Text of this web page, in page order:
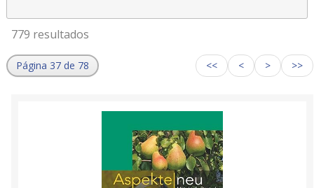
779 resultados
Página 37 de 78 << < > >>